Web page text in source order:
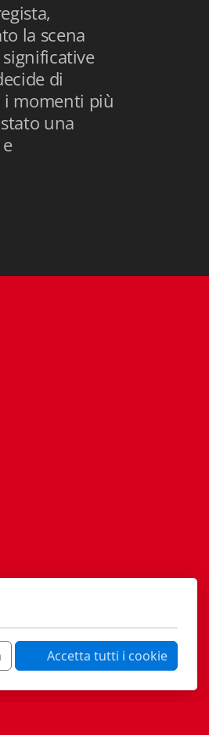
la scena
di
momenti più
una
Accetta tutti i cookie